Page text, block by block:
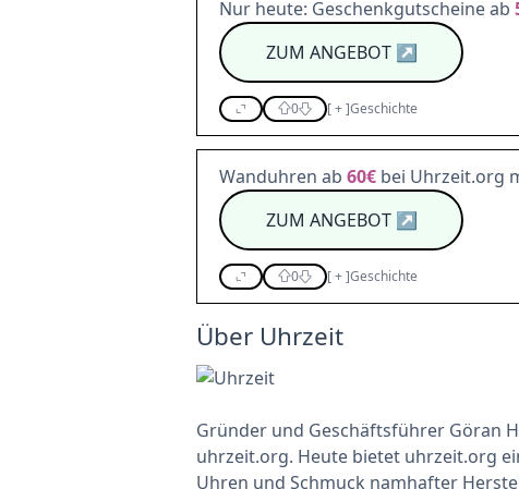
Nur heute: Geschenkgutscheine ab
ZUM ANGEBOT↗
0 [+]Geschichte
Wanduhren ab 60€ bei Uhrzeit.org
ZUM ANGEBOT↗
0 [+]Geschichte
Über Uhrzeit
Gründer und Geschäftsführer Göran
uhrzeit.org. Heute bietet uhrzeit.org
Uhren und Schmuck namhafter